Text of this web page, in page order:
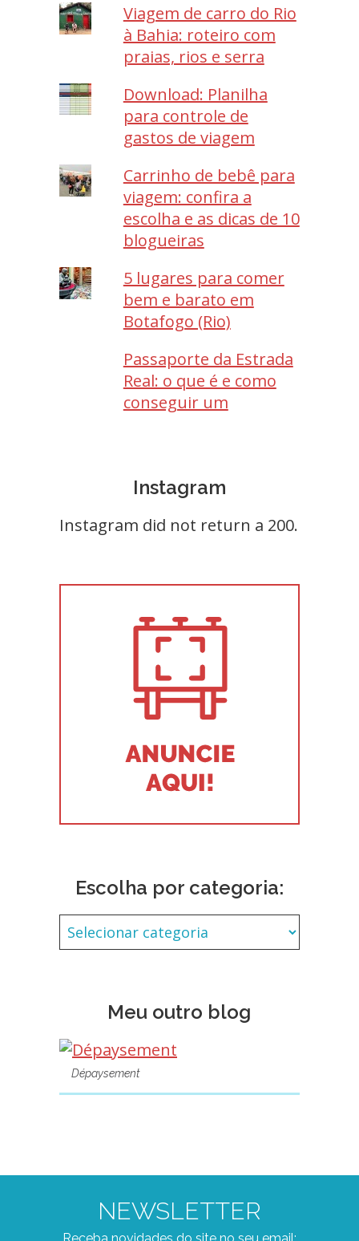
Viagem de carro do Rio
à Bahia: roteiro com
praias, rios e serra
Download: Planilha
para controle de
gastos de viagem
Carrinho de bebê para
viagem: confira a
escolha e as dicas de 10
blogueiras
5 lugares para comer
bem e barato em
Botafogo (Rio)
Passaporte da Estrada
Real: o que é e como
conseguir um
Instagram
Instagram did not return a 200.
Escolha por categoria:
Meu outro blog
Dépaysement
NEWSLETTER